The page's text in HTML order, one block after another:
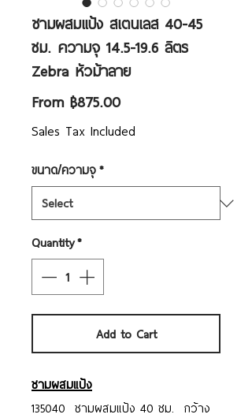
ชามผสมแป้ง สเตนเลส 40-45
ซม. ความจุ 14.5-19.6 ลิตร
Zebra หัวม้าลาย
From ฿875.00Sale
Price
Sales Tax Included
ขนาด/ความจุ*
Quantity*
Add to Cart
ชามผสมแป้ง
135040 ชามผสมแป้ง 40 ซม. กว้าง